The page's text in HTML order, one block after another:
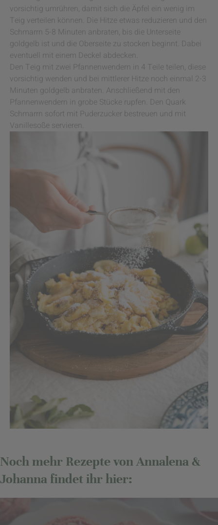
vorsichtig umrühren, damit sich die Äpfel ein wenig im
Teig verteilen können. Die Hitze etwas reduzieren und den
Schmarrn 5-8 Minuten anbraten, bis die Unterseite
goldgelb ist und die Oberseite zu stocken beginnt. Dabei
eventuell mit einem Deckel abdecken.
Den Teig mit zwei Pfannenwendern in 4 Teile teilen, diese
vorsichtig wenden und bei mittlerer Hitze noch einmal 2-3
Minuten goldgelb anbraten. Anschließend mit den
Pfannenwendern in grobe Stücke rupfen. Den Quark
Schmarrn sofort mit Puderzucker bestreuen und mit
Vanillesoße servieren.
Noch mehr Rezepte von Annalena &
Johanna findet ihr hier: